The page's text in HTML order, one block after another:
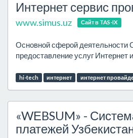
Интернет сервис
www.simus.uz Сайт в TAS-IX
Основной сферой деятельности
предоставление услуг Интернет
hi-tech интернет интернет
«WЕBSUM» -
платежей